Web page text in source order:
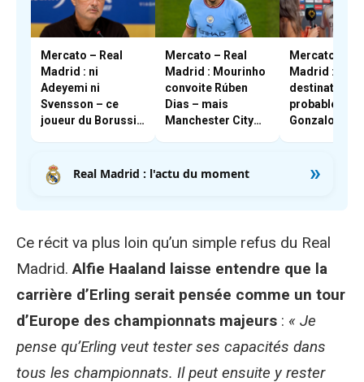
Mercato – Real
Madrid : ni
Adeyemi ni
Svensson – ce
joueur du Borussia
Mourinho
Mercato – Real
Madrid : Mourinho
convoite Rúben
Dias – mais
Manchester City
Mercato –
Madrid : la
destination
probable pour
Gonzalo
Real Madrid : l'actu du moment »
Ce récit va plus loin qu’un simple refus du Real
Madrid.Alfie Haaland laisse entendre que la
carrière d’Erling serait pensée comme un tour
d’Europe des championnats majeurs : « Je
pense qu’Erling veut tester ses capacités dans
tous les championnats. Il peut ensuite y rester